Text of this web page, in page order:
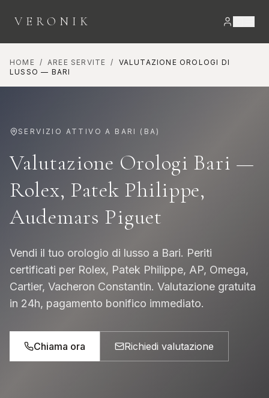
VERONIK
HOME / AREE SERVITE /
VALUTAZIONE OROLOGI DI
LUSSO — BARI
SERVIZIO ATTIVO A BARI ( BA)
Valutazione Orologi Bari —
Rolex, Patek Philippe,
Audemars Piguet
Vendi il tuo orologio di lusso a Bari. Periti
certificati per Rolex, Patek Philippe, AP, Omega,
Cartier, Vacheron Constantin. Valutazione gratuita
in 24h, pagamento bonifico immediato.
Chiama ora Richiedi valutazione